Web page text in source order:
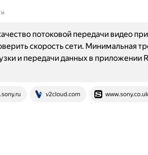
v2cloud.com www.sony.co.uk
потоковой передачи видео при
скорость сети. Минимальная
и передачи данных в приложении